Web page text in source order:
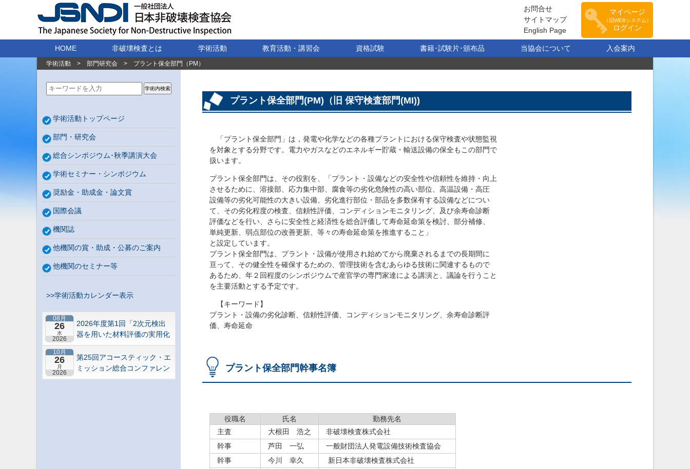
お問合せ
サイトマップ
English Page
マイページ
（旧WEBシステム）
ログイン
HOME 非破壊検査とは 学術活動 教育活動・講習会 資格試験 書籍･試験片･頒布品 当協会について 入会案内
学術活動 > 部門研究会 > プラント保全部門（PM）
学術内検索
学術活動トップページ
部門・研究会
総合シンポジウム･秋季講演大会
学術セミナー・シンポジウム
奨励金・助成金・論文賞
国際会議
機関誌
他機関の賞・助成・公募のご案内
他機関のセミナー等
>>学術活動カレンダー表示
08月
26
水
2026
2026年度第1回「2次元検出
器を用いた材料評価の実用化
研究会」研究セミナー
10月
26
月
2026
第25回アコースティック・エ
ミッション総合コンファレン
ス－“音や振動”で拓くNDEの
プラント保全部門(PM)（旧 保守検査部門(MI))
「プラント保全部門」は，発電や化学などの各種プラントにおける保守検査や状態監視
を対象とする分野です。電力やガスなどのエネルギー貯蔵・輸送設備の保全もこの部門で
扱います。
プラント保全部門は、その役割を、「プラント・設備などの安全性や信頼性を維持・向上
させるために、溶接部、応力集中部、腐食等の劣化危険性の高い部位、高温設備・高圧
設備等の劣化可能性の大きい設備、劣化進行部位・部品を多数保有する設備などについ
て、その劣化程度の検査、信頼性評価、コンディションモニタリング、及び余寿命診断
評価などを行い、さらに安全性と経済性を総合評価して寿命延命策を検討、部分補修、
単純更新、弱点部位の改善更新、等々の寿命延命策を推進すること」
と設定しています。
プラント保全部門は、プラント・設備が使用され始めてから廃棄されるまでの長期間に
亘って、その健全性を確保するための、管理技術を含むあらゆる技術に関連するもので
あるため、年２回程度のシンポジウムで産官学の専門家達による講演と、議論を行うこと
を主要活動とする予定です。
【キーワード】
プラント・設備の劣化診断、信頼性評価、コンディションモニタリング、余寿命診断評
価、寿命延命
プラント保全部門幹事名簿
役職名 氏名
勤務先名
主査
大根田 浩之
非破壊検査株式会社
幹事
芦田 一弘
一般財団法人発電設備技術検査協会
幹事
今川 幸久
新日本非破壊検査株式会社